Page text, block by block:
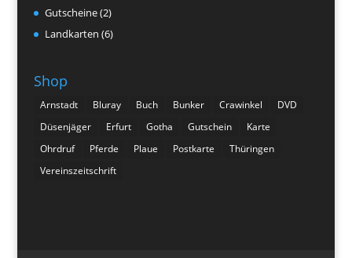
Gutscheine(2)
Landkarten (6)
Shop
Arnstadt Bluray Buch Bunker Crawinkel
DVD
Düsenjäger
Erfurt Gotha Gutschein
Karte
Ohrdruf
Pferde Plaue Postkarte
Thüringen
Vereinszeitschrift